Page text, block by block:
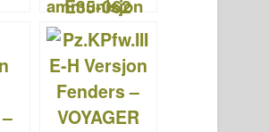
ammunisjon
lagringer –
E.T.MODEL
E35-062